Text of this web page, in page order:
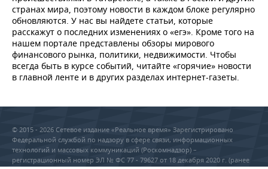
странах мира, поэтому новости в каждом блоке регулярно
обновляются. У нас вы найдете статьи, которые
расскажут о последних изменениях о «егэ». Кроме того на
нашем портале представлены обзоры мирового
финансового рынка, политики, недвижимости. Чтобы
всегда быть в курсе событий, читайте «горячие» новости
в главной ленте и в других разделах интернет-газеты.
© 2015 - 2026 Сетевое издание «Реальное время» Зарегистрировано
Федеральной службой по надзору в сфере связи, информационных
технологий и массовых коммуникаций (Роскомнадзор) –
регистрационный номер ЭЛ № ФС 77 - 79627 от 18 декабря 2020 г. (ранее